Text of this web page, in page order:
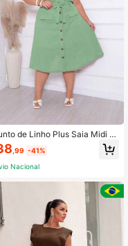
de Linho Plus Saia Midi S
Moda Evangélica Bolso Cargo
E Laço e Blusa Básica
,99 -41%
Nacional